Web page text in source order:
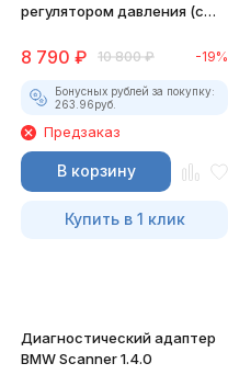
регулятором давления (c
8 790 ₽ 10 800 ₽ -19%
Бонусных рублей за покупку:
263.96руб.
Предзаказ
В корзину
Купить в 1 клик
Диагностический адаптер
BMW Scanner 1.4.0